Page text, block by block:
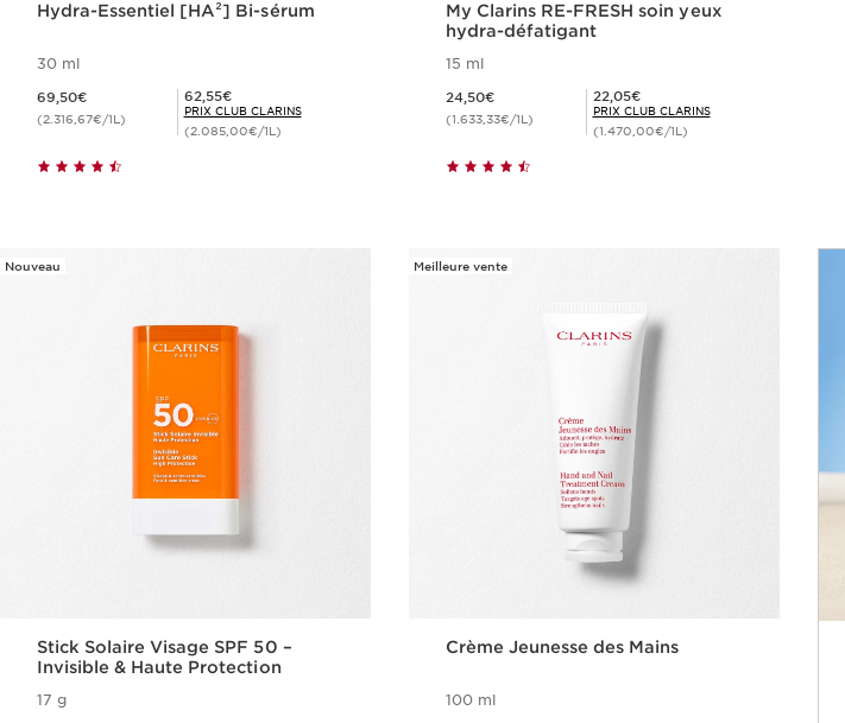
Hydra-Essentiel [HA²] Bi-sérum
30 ml
69,50€
(2.316,67€/1L)
Prix Club Clarins 62,55€
62,55€
PRIX CLUB CLARINS
(2.085,00€/1L)
My Clarins RE-FRESH soin yeux
hydra-défatigant
15 ml
24,50€
(1.633,33€/1L)
Prix Club Clarins 22,05€
22,05€
PRIX CLUB CLARINS
(1.470,00€/1L)
Nouveau
Stick Solaire Visage SPF 50 –
Invisible & Haute Protection
17 g
Meilleure vente
Crème Jeunesse des Mains
100 ml